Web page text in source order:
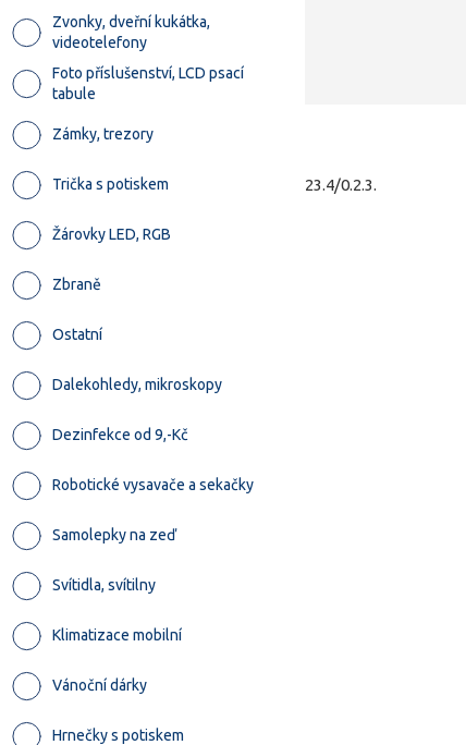
Zvonky, dveřní kukátka,
videotelefony
Foto příslušenství, LCD psací
tabule
Zámky, trezory
Trička s potiskem
Žárovky LED, RGB
Zbraně
Ostatní
Dalekohledy, mikroskopy
Dezinfekce od 9,-Kč
Robotické vysavače a sekačky
Samolepky na zeď
Svítidla, svítilny
Klimatizace mobilní
Vánoční dárky
Hrnečky s potiskem
23.4/0.2.3.